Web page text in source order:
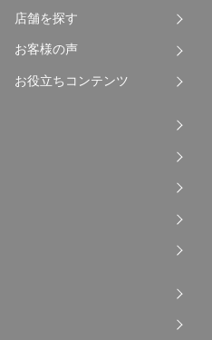
店舗を探す
お客様の声
お役立ちコンテンツ